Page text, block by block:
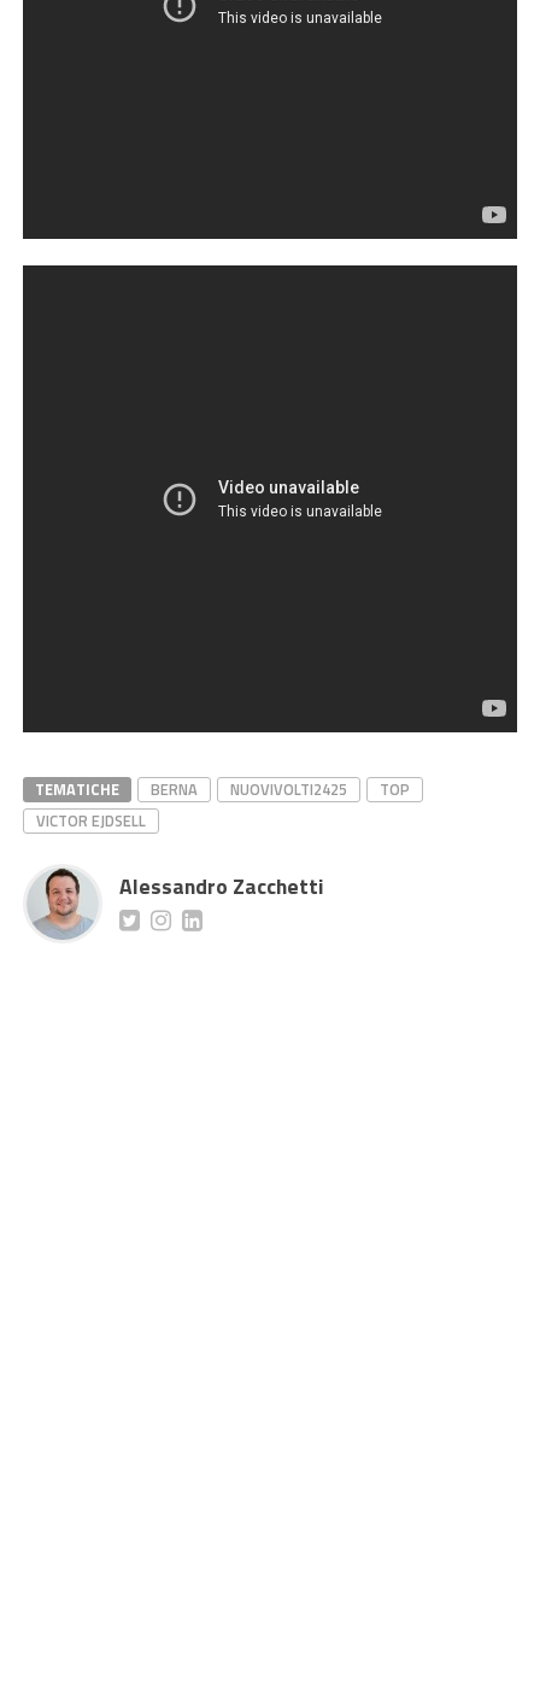
TEMATICHE BERNA NUOVIVOLTI2425
TOP
VICTOR EJDSELL
Alessandro Zacchetti